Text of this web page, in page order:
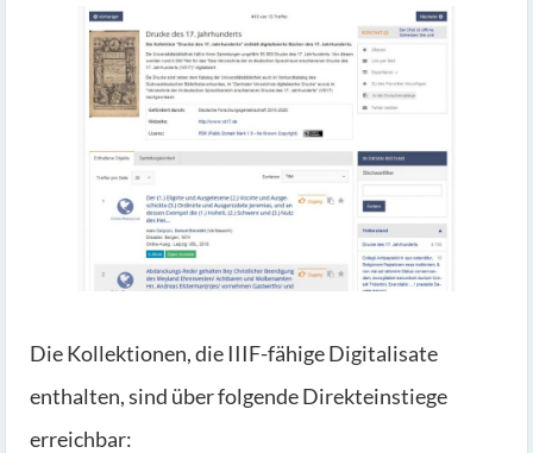
Die Kollektionen, die IIIF-fähige Digitalisate
enthalten, sind über folgende Direkteinstiege
erreichbar: